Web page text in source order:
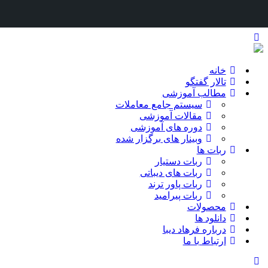
خانه
تالار گفتگو
مطالب آموزشی
سیستم جامع معاملات
مقالات آموزشی
دوره های آموزشی
وبینار های برگزار شده
ربات ها
ربات دستیار
ربات های دیباتی
ربات پاور ترند
ربات پیرامید
محصولات
دانلود ها
درباره فرهاد دیبا
ارتباط با ما